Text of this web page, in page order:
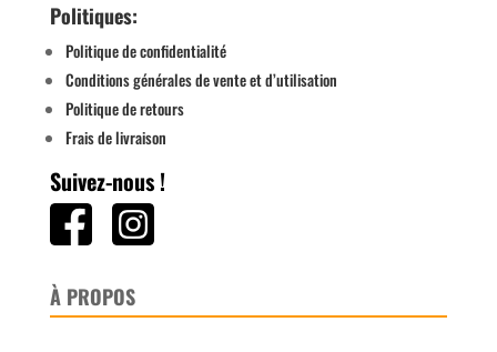
Politiques:
Politique de confidentialité
Conditions générales de vente et d’utilisation
Politique de retours
Frais de livraison
Suivez-nous !
À PROPOS